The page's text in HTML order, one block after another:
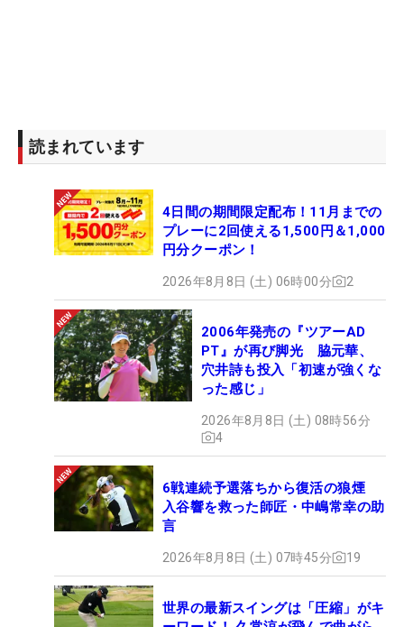
読まれています
4日間の期間限定配布！11月までの
プレーに2回使える1,500円＆1,000
円分クーポン！
2026年8月8日 (土) 06時00分 2
2006年発売の『ツアーAD
PT』が再び脚光 脇元華、
穴井詩も投入「初速が強くな
った感じ」
2026年8月8日 (土) 08時56分
4
6戦連続予選落ちから復活の狼煙
入谷響を救った師匠・中嶋常幸の助
言
2026年8月8日 (土) 07時45分 19
世界の最新スイングは「圧縮」がキ